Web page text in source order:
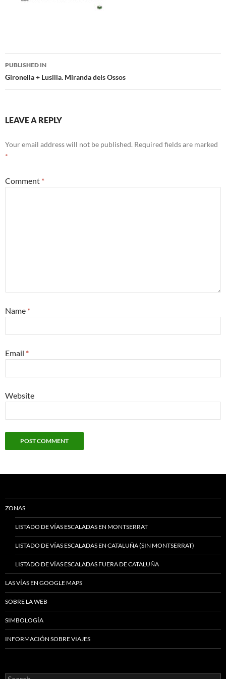
Post
navigation
PUBLISHED IN
Gironella + Lusilla. Miranda dels Ossos
LEAVE A REPLY
Your email address will not be published. Required fields are marked
*
Comment *
Name *
Email *
Website
ZONAS
LISTADO DE VÍAS ESCALADAS EN MONTSERRAT
LISTADO DE VÍAS ESCALADAS EN CATALUÑA (SIN MONTSERRAT)
LISTADO DE VÍAS ESCALADAS FUERA DE CATALUÑA
LAS VÍAS EN GOOGLE MAPS
SOBRE LA WEB
SIMBOLOGÍA
INFORMACIÓN SOBRE VIAJES
Search